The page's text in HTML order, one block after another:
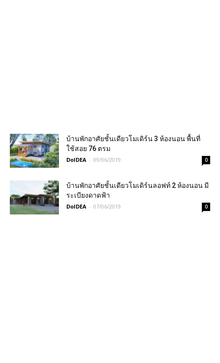
บ้านพักอาศัยชั้นเดียวโมเดิร์น 3 ห้องนอน พื้นที่
ใช้สอย 76 ตรม
DoIDEA - 09/06/2019 0
บ้านพักอาศัยชั้นเดียวโมเดิร์นลอฟท์ 2 ห้องนอน มี
ระเบียงดาดฟ้า
DoIDEA - 07/06/2019 0